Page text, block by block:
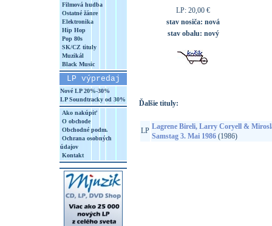
Filmová hudba
Ostatné žánre
Elektronika
Hip Hop
Pop 80s
SK/CZ tituly
Muzikál
Black Music
LP výpredaj
Nové LP 20%-30%
LP Soundtracky od 30%
Ako nakúpiť
O obchode
Obchodné podm.
Ochrana osobných
údajov
Kontakt
LP: 20,00 €
stav nosiča: nová
stav obalu: nový
Ďalšie tituly:
LP Lagrene Bireli, Larry Coryell &
Samstag 3. Mai 1986(1986)